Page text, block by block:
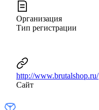
Организация
Тип регистрации
http://www.brutalshop.ru/
Сайт